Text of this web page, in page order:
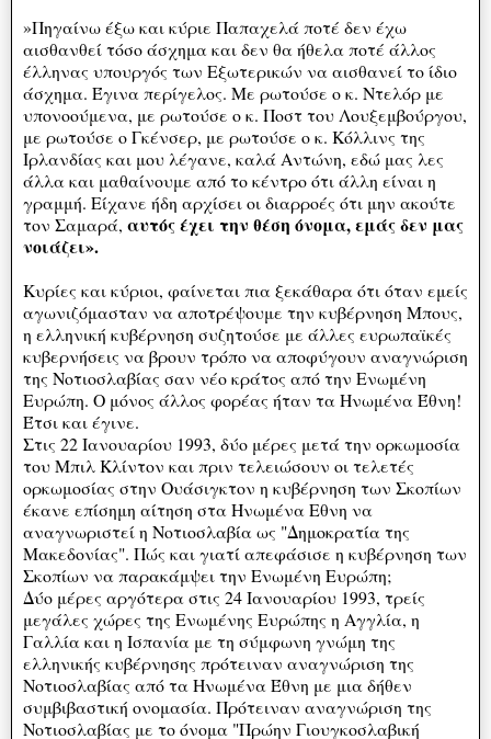
»Πηγαίνω έξω και κύριε Παπαχελά ποτέ δεν έχω
αισθανθεί τόσο άσχημα και δεν θα ήθελα ποτέ άλλος
έλληνας υπουργός των Εξωτερικών να αισθανεί το ίδιο
άσχημα. Έγινα περίγελος. Με ρωτούσε ο κ. Ντελόρ με
υπονοούμενα, με ρωτούσε ο κ. Ποστ του Λουξεμβούργου,
με ρωτούσε ο Γκένσερ, με ρωτούσε ο κ. Κόλλινς της
Ιρλανδίας και μου λέγανε, καλά Αντώνη, εδώ μας λες
άλλα και μαθαίνουμε από το κέντρο ότι άλλη είναι η
γραμμή. Είχανε ήδη αρχίσει οι διαρροές ότι μην ακούτε
τον Σαμαρά, αυτός έχει την θέση όνομα, εμάς δεν μας
νοιάζει».
Κυρίες και κύριοι, φαίνεται πια ξεκάθαρα ότι όταν εμείς
αγωνιζόμασταν να αποτρέψουμε την κυβέρνηση Μπους,
η ελληνική κυβέρνηση συζητούσε με άλλες ευρωπαϊκές
κυβερνήσεις να βρουν τρόπο να αποφύγουν αναγνώριση
της Νοτιοσλαβίας σαν νέο κράτος από την Ενωμένη
Ευρώπη. Ο μόνος άλλος φορέας ήταν τα Ηνωμένα Έθνη!
Έτσι και έγινε.
Στις 22 Ιανουαρίου 1993, δύο μέρες μετά την ορκωμοσία
του Μπιλ Κλίντον και πριν τελειώσουν οι τελετές
ορκωμοσίας στην Ουάσιγκτον η κυβέρνηση των Σκοπίων
έκανε επίσημη αίτηση στα Ηνωμένα Εθνη να
αναγνωριστεί η Νοτιοσλαβία ως "Δημοκρατία της
Μακεδονίας". Πώς και γιατί απεφάσισε η κυβέρνηση των
Σκοπίων να παρακάμψει την Ενωμένη Ευρώπη;
Δύο μέρες αργότερα στις 24 Ιανουαρίου 1993, τρείς
μεγάλες χώρες της Ενωμένης Ευρώπης η Αγγλία, η
Γαλλία και η Ισπανία με τη σύμφωνη γνώμη της
ελληνικής κυβέρνησης πρότειναν αναγνώριση της
Νοτιοσλαβίας από τα Ηνωμένα Έθνη με μια δήθεν
συμβιβαστική ονομασία. Πρότειναν αναγνώριση της
Νοτιοσλαβίας με το όνομα "Πρώην Γιουγκοσλαβική